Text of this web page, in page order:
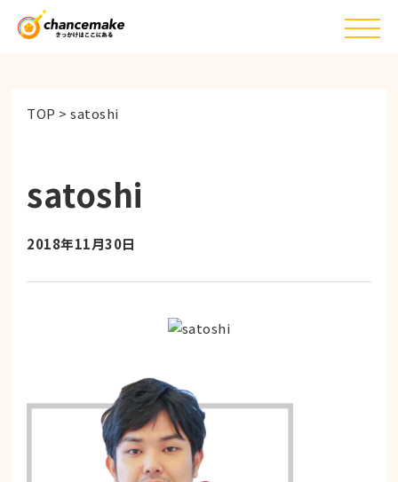
TOP >satoshi
satoshi
2018年11月30日